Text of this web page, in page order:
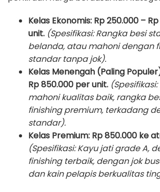
Kelas Ekonomis: Rp 250.000 –
unit. (Spesifikasi: Rangka besi
belanda, atau mahoni dengan
standar tanpa jok).
Kelas Menengah (Paling
Rp 850.000 per unit.
mahoni kualitas baik, rangka
finishing premium, terkadang
standar).
Kelas Premium: Rp 850.000 ke
(Spesifikasi: Kayu jati grade A,
finishing terbaik, dengan jok
dan kain pelapis berkualitas